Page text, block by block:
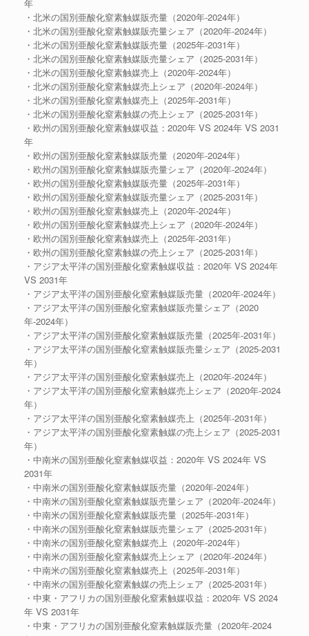
年
・北米の国別亜酸化窒素触媒販売量（2020年-2024年）
・北米の国別亜酸化窒素触媒販売量シェア（2020年-2024年）
・北米の国別亜酸化窒素触媒販売量（2025年-2031年）
・北米の国別亜酸化窒素触媒販売量シェア（2025-2031年）
・北米の国別亜酸化窒素触媒売上（2020年-2024年）
・北米の国別亜酸化窒素触媒売上シェア（2020年-2024年）
・北米の国別亜酸化窒素触媒売上（2025年-2031年）
・北米の国別亜酸化窒素触媒の売上シェア（2025-2031年）
・欧州の国別亜酸化窒素触媒収益：2020年 VS 2024年 VS 2031
年
・欧州の国別亜酸化窒素触媒販売量（2020年-2024年）
・欧州の国別亜酸化窒素触媒販売量シェア（2020年-2024年）
・欧州の国別亜酸化窒素触媒販売量（2025年-2031年）
・欧州の国別亜酸化窒素触媒販売量シェア（2025-2031年）
・欧州の国別亜酸化窒素触媒売上（2020年-2024年）
・欧州の国別亜酸化窒素触媒売上シェア（2020年-2024年）
・欧州の国別亜酸化窒素触媒売上（2025年-2031年）
・欧州の国別亜酸化窒素触媒の売上シェア（2025-2031年）
・アジア太平洋の国別亜酸化窒素触媒収益：2020年 VS 2024年
VS 2031年
・アジア太平洋の国別亜酸化窒素触媒販売量（2020年-2024年）
・アジア太平洋の国別亜酸化窒素触媒販売量シェア（2020
年-2024年）
・アジア太平洋の国別亜酸化窒素触媒販売量（2025年-2031年）
・アジア太平洋の国別亜酸化窒素触媒販売量シェア（2025-2031
年）
・アジア太平洋の国別亜酸化窒素触媒売上（2020年-2024年）
・アジア太平洋の国別亜酸化窒素触媒売上シェア（2020年-2024
年）
・アジア太平洋の国別亜酸化窒素触媒売上（2025年-2031年）
・アジア太平洋の国別亜酸化窒素触媒の売上シェア（2025-2031
年）
・中南米の国別亜酸化窒素触媒収益：2020年 VS 2024年 VS
2031年
・中南米の国別亜酸化窒素触媒販売量（2020年-2024年）
・中南米の国別亜酸化窒素触媒販売量シェア（2020年-2024年）
・中南米の国別亜酸化窒素触媒販売量（2025年-2031年）
・中南米の国別亜酸化窒素触媒販売量シェア（2025-2031年）
・中南米の国別亜酸化窒素触媒売上（2020年-2024年）
・中南米の国別亜酸化窒素触媒売上シェア（2020年-2024年）
・中南米の国別亜酸化窒素触媒売上（2025年-2031年）
・中南米の国別亜酸化窒素触媒の売上シェア（2025-2031年）
・中東・アフリカの国別亜酸化窒素触媒収益：2020年 VS 2024
年 VS 2031年
・中東・アフリカの国別亜酸化窒素触媒販売量（2020年-2024